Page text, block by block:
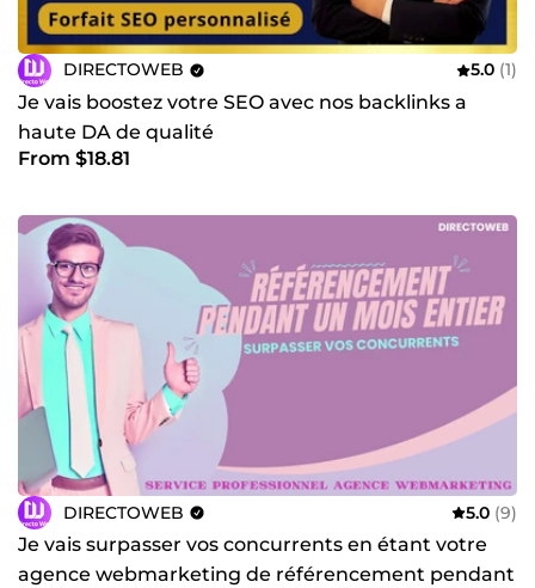
DIRECTOWEB 5.0 (1)
Je vais boostez votre SEO avec nos backlinks a
haute DA de qualité
From $18.81
DIRECTOWEB 5.0 (9)
Je vais surpasser vos concurrents en étant votre
agence webmarketing de référencement pendant